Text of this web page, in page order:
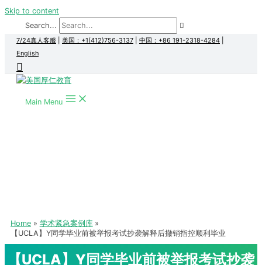
Skip to content
Search...
7/24真人客服 美国：+1(412)756-3137 中国：+86 191-2318-4284
English
Main Menu
Home
学术紧急案例库
【UCLA】Y同学毕业前被举报考试抄袭解释后撤销指控顺利毕业
【UCLA】Y同学毕业前被举报考试抄袭